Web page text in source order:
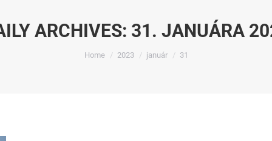
ARCHIVES: 31. JANUÁRA
You are here:
Home 2023 január 31